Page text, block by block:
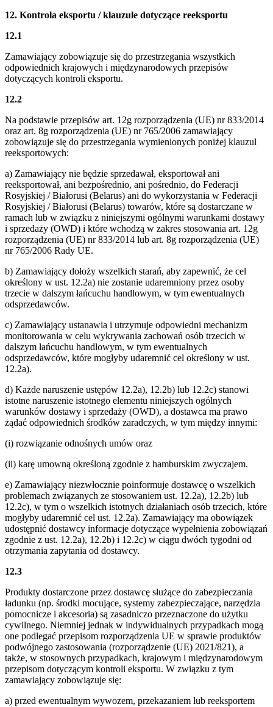
12. Kontrola eksportu / klauzule dotyczące reeksportu
12.1
Zamawiający zobowiązuje się do przestrzegania wszystkich
odpowiednich krajowych i międzynarodowych przepisów
dotyczących kontroli eksportu.
12.2
Na podstawie przepisów art. 12g rozporządzenia (UE) nr 833/2014
oraz art. 8g rozporządzenia (UE) nr 765/2006 zamawiający
zobowiązuje się do przestrzegania wymienionych poniżej klauzul
reeksportowych:
a) Zamawiający nie będzie sprzedawał, eksportował ani
reeksportował, ani bezpośrednio, ani pośrednio, do Federacji
Rosyjskiej / Białorusi (Belarus) ani do wykorzystania w Federacji
Rosyjskiej / Białorusi (Belarus) towarów, które są dostarczane w
ramach lub w związku z niniejszymi ogólnymi warunkami dostawy
i sprzedaży (OWD) i które wchodzą w zakres stosowania art. 12g
rozporządzenia (UE) nr 833/2014 lub art. 8g rozporządzenia (UE)
nr 765/2006 Rady UE.
b) Zamawiający dołoży wszelkich starań, aby zapewnić, że cel
określony w ust. 12.2a) nie zostanie udaremniony przez osoby
trzecie w dalszym łańcuchu handlowym, w tym ewentualnych
odsprzedawców.
c) Zamawiający ustanawia i utrzymuje odpowiedni mechanizm
monitorowania w celu wykrywania zachowań osób trzecich w
dalszym łańcuchu handlowym, w tym ewentualnych
odsprzedawców, które mogłyby udaremnić cel określony w ust.
12.2a).
d) Każde naruszenie ustępów 12.2a), 12.2b) lub 12.2c) stanowi
istotne naruszenie istotnego elementu niniejszych ogólnych
warunków dostawy i sprzedaży (OWD), a dostawca ma prawo
żądać odpowiednich środków zaradczych, w tym między innymi:
(i) rozwiązanie odnośnych umów oraz
(ii) karę umowną określoną zgodnie z hamburskim zwyczajem.
e) Zamawiający niezwłocznie poinformuje dostawcę o wszelkich
problemach związanych ze stosowaniem ust. 12.2a), 12.2b) lub
12.2c), w tym o wszelkich istotnych działaniach osób trzecich, które
mogłyby udaremnić cel ust. 12.2a). Zamawiający ma obowiązek
udostępnić dostawcy informacje dotyczące wypełnienia zobowiązań
zgodnie z ust. 12.2a), 12.2b) i 12.2c) w ciągu dwóch tygodni od
otrzymania zapytania od dostawcy.
12.3
Produkty dostarczone przez dostawcę służące do zabezpieczania
ładunku (np. środki mocujące, systemy zabezpieczające, narzędzia
pomocnicze i akcesoria) są zasadniczo przeznaczone do użytku
cywilnego. Niemniej jednak w indywidualnych przypadkach mogą
one podlegać przepisom rozporządzenia UE w sprawie produktów
podwójnego zastosowania (rozporządzenie (UE) 2021/821), a
także, w stosownych przypadkach, krajowym i międzynarodowym
przepisom dotyczącym kontroli eksportu. W związku z tym
zamawiający zobowiązuje się:
a) przed ewentualnym wywozem, przekazaniem lub reeksportem